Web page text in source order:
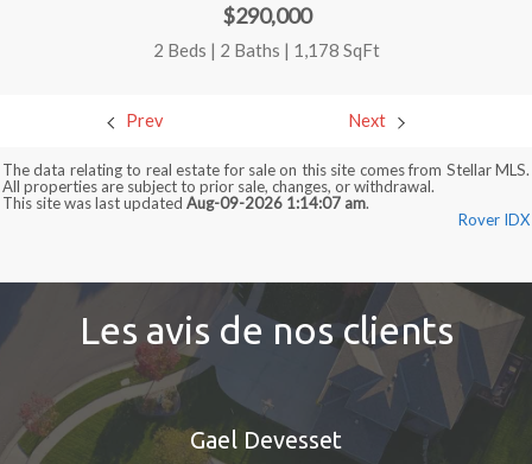
$290,000
2 Beds | 2 Baths | 1,178 SqFt
Prev Next
The data relating to real estate for sale on this site comes from Stellar MLS.
All properties are subject to prior sale, changes, or withdrawal.
This site was last updated Aug-09-2026 1:14:07 am.
Rover IDX
Les avis de nos clients
Gael Devesset